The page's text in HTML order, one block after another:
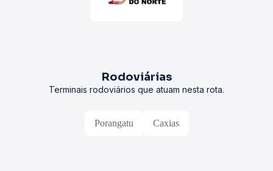
Rodoviárias
Terminais rodoviários que atuam nesta rota.
Porangatu Caxias